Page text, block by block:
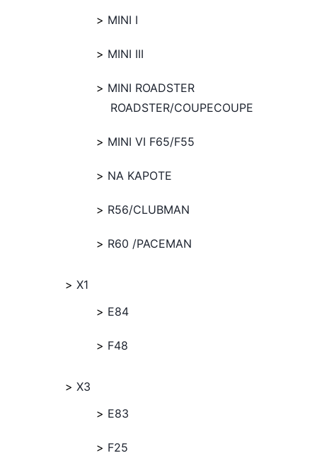
MINI I
MINI III
MINI ROADSTER
ROADSTER/COUPECOUPE
MINI VI F65/F55
NA KAPOTE
R56/CLUBMAN
R60 /PACEMAN
X1
E84
F48
X3
E83
F25